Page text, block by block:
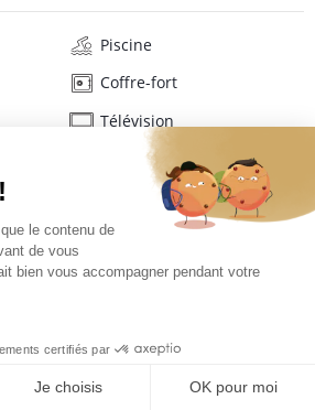
Piscine
Coffre-fort
Télévision
Téléphone
Sèche-linge
Linge de maison
ET RÉSERVATION